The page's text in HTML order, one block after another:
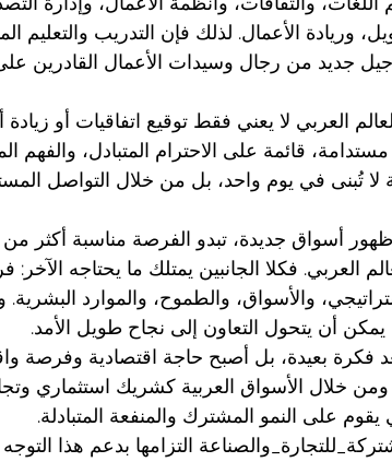
وريادة الأعمال. لذلك فإن التدريب والتعليم
جديد من رجال وسيدات الأعمال القادرين على
العربي لا يعني فقط توقيع اتفاقيات أو زيادة
قائمة على الاحترام المتبادل، والفهم
لا تُبنى في يوم واحد، بل من خلال التواصل
وظهور أسواق جديدة، تبدو الفرصة مناسبة
العربي. فكلا الجانبين يمتلك ما يحتاجه الآخر:
والأسواق، والطموح، والموارد البشرية.
أن يتحول التعاون إلى نجاح طويل الأمد.
فكرة بعيدة، بل أصبح حاجة اقتصادية وفرصة
ومن خلال الأسواق العربية كشريك استثماري
يقوم على النمو المشترك والمنفعة المتبادلة.
التزامها بدعم هذا